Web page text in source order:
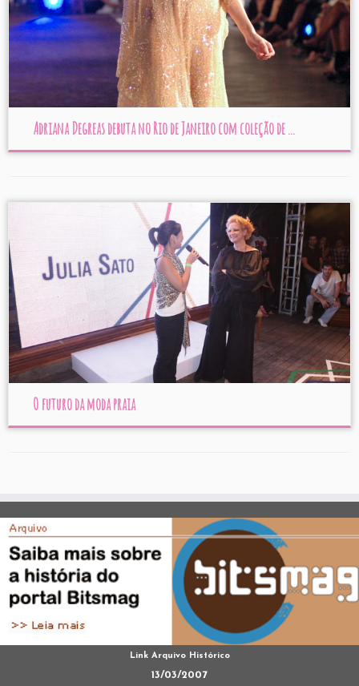
Adriana Degreas debuta no Rio de Janeiro com coleção de ...
O futuro da moda praia
Link Arquivo Histórico
13/03/2007